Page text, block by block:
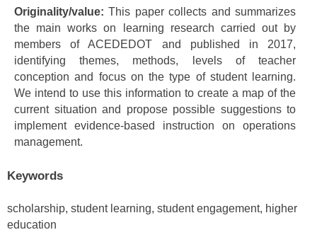
Originality/value: This paper collects and summarizes
the main works on learning research carried out by
members of ACEDEDOT and published in 2017,
identifying themes, methods, levels of teacher
conception and focus on the type of student learning.
We intend to use this information to create a map of the
current situation and propose possible suggestions to
implement evidence-based instruction on operations
management.
Keywords
scholarship, student learning, student engagement, higher
education